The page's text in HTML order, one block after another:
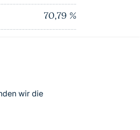
wir die
70,79 %
22,65